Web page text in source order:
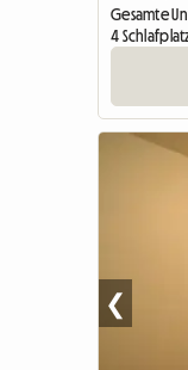
Gesamte
4
❮